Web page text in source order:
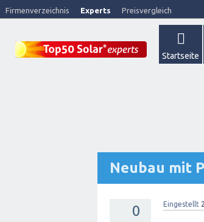
Firmenverzeichnis Experts Preisvergleich
Startseite
Neubau mit
0 Eingestellt